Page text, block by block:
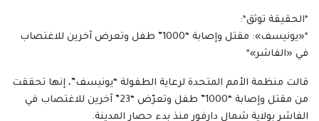
*الحقيقة توثق*:
*«يونيسف»: مقتل وإصابة “1000” طفل وتعرض آخرين للاغتصاب
في «الفاشر»*
قالت منظمة الأمم المتحدة لرعاية الطفولة “يونيسف”، إنها تحققت
من مقتل وإصابة “1000” طفل وتعرّض “23” آخرين للاغتصاب في
الفاشر بولاية شمال دارفور منذ بدء حصار المدينة.